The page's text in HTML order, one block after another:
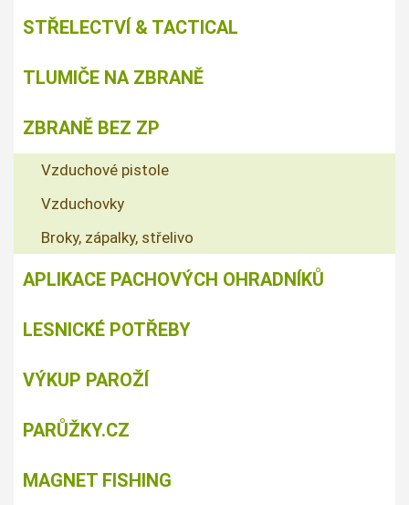
STŘELECTVÍ & TACTICAL
TLUMIČE NA ZBRANĚ
ZBRANĚ BEZ ZP
Vzduchové pistole
Vzduchovky
Broky, zápalky, střelivo
APLIKACE PACHOVÝCH OHRADNÍKŮ
LESNICKÉ POTŘEBY
VÝKUP PAROŽÍ
PARŮŽKY.CZ
MAGNET FISHING